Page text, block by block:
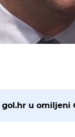
gol.hr u omiljeni